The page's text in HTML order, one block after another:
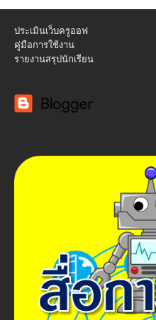
ประเมินเว็บครูออฟ
คู่มือการใช้งาน
รายงานสรุปนักเรียน